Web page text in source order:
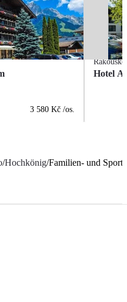
3 580 Kč /os.
Rakousko
Hotel
/Hochkönig/Familien- und